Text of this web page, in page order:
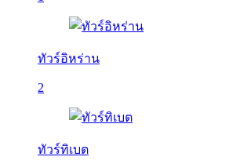
ทัวร์อิหร่าน
2
ทัวร์ทิเบต